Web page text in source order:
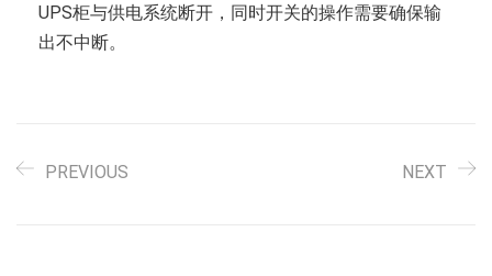
UPS柜与供电系统断开，同时开关的操作需要确保输
出不中断。
PREVIOUS NEXT